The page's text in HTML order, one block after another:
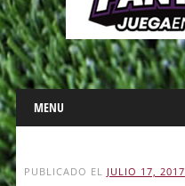
Main menu
Skip
to
content
MENU
PUBLICADO EL JULIO 17, 2017